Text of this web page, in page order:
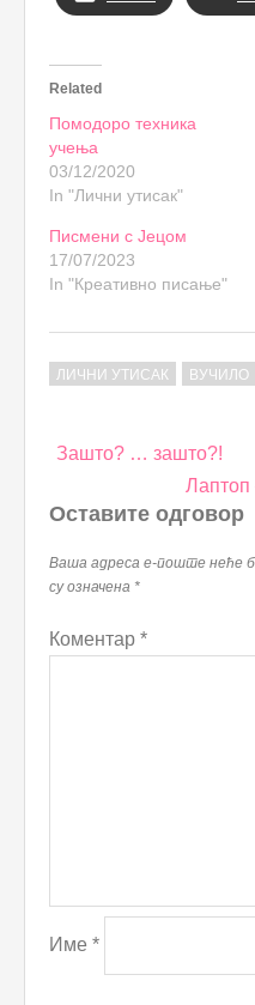
Related
Помодоро техника
учења
03/12/2020
In "Лични утисак"
Писмени с Јецом
17/07/2023
In "Креативно писање"
ЛИЧНИ УТИСАК ВУЧИЛО
Post
Зашто? … зашто?!
Лаптоп
Оставите одговор
Ваша адреса е-поште неће
су означена *
Коментар *
Име *